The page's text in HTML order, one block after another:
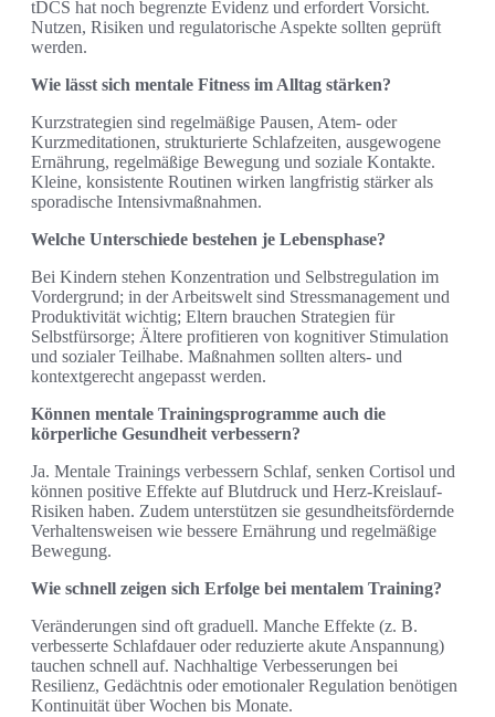
tDCS hat noch begrenzte Evidenz und erfordert Vorsicht.
Nutzen, Risiken und regulatorische Aspekte sollten geprüft
werden.
Wie lässt sich mentale Fitness im Alltag stärken?
Kurzstrategien sind regelmäßige Pausen, Atem- oder
Kurzmeditationen, strukturierte Schlafzeiten, ausgewogene
Ernährung, regelmäßige Bewegung und soziale Kontakte.
Kleine, konsistente Routinen wirken langfristig stärker als
sporadische Intensivmaßnahmen.
Welche Unterschiede bestehen je Lebensphase?
Bei Kindern stehen Konzentration und Selbstregulation im
Vordergrund; in der Arbeitswelt sind Stressmanagement und
Produktivität wichtig; Eltern brauchen Strategien für
Selbstfürsorge; Ältere profitieren von kognitiver Stimulation
und sozialer Teilhabe. Maßnahmen sollten alters- und
kontextgerecht angepasst werden.
Können mentale Trainingsprogramme auch die
körperliche Gesundheit verbessern?
Ja. Mentale Trainings verbessern Schlaf, senken Cortisol und
können positive Effekte auf Blutdruck und Herz-Kreislauf-
Risiken haben. Zudem unterstützen sie gesundheitsfördernde
Verhaltensweisen wie bessere Ernährung und regelmäßige
Bewegung.
Wie schnell zeigen sich Erfolge bei mentalem Training?
Veränderungen sind oft graduell. Manche Effekte (z. B.
verbesserte Schlafdauer oder reduzierte akute Anspannung)
tauchen schnell auf. Nachhaltige Verbesserungen bei
Resilienz, Gedächtnis oder emotionaler Regulation benötigen
Kontinuität über Wochen bis Monate.